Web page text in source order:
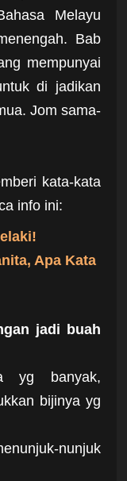
Melayu
Bab
mempunyai
di jadikan
Jom sama-
kata-kata
info ini:
Apa Kata
jadi buah
yg banyak,
bijinya yg
nunjuk